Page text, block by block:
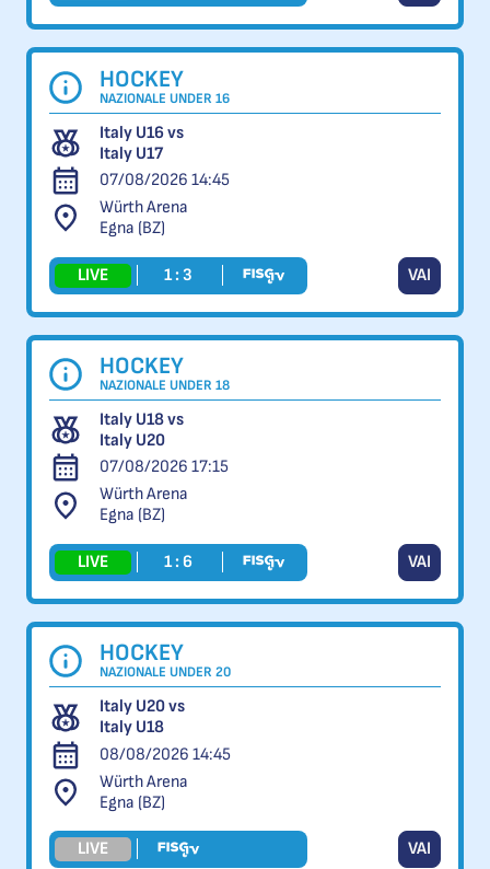
HOCKEY
NAZIONALE UNDER 16
Italy U16 vs
Italy U17
07/08/2026 14:45
Würth Arena
Egna (BZ)
LIVE 1 : 3 VAI
HOCKEY
NAZIONALE UNDER 18
Italy U18 vs
Italy U20
07/08/2026 17:15
Würth Arena
Egna (BZ)
LIVE 1 : 6 VAI
HOCKEY
NAZIONALE UNDER 20
Italy U20 vs
Italy U18
08/08/2026 14:45
Würth Arena
Egna (BZ)
LIVE VAI